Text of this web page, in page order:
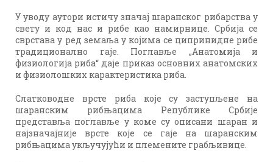
У уводу аутори истичу значај шаранског рибарства у
свету и код нас и рибе као намирнице. Србија се
сврстава у ред земаља у којима се ципринидне рибе
традиционално гаје. Поглавље „Анатомија и
физиологија риба“ даје приказ основних анатомских
и физиолошких карактеристика риба.
Слатководне врсте риба које су заступљене на
шаранским рибњацима Републике Србије
представља поглавље у коме су описани шаран и
најзначајније врсте које се гаје на шаранским
рибњацима укључујући и племените грабљивице.